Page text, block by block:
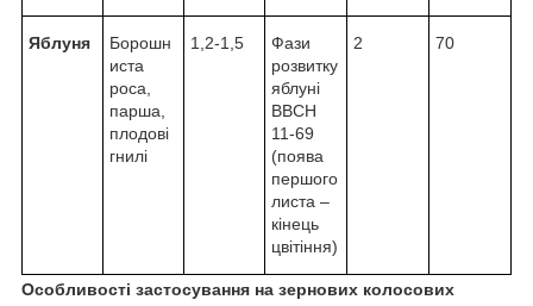
Яблуня
Борошн
иста
роса,
парша,
плодові
гнилі
1,2-1,5
Фази
розвитку
яблуні
ВВСН
11-69
(поява
першого
листа –
кінець
цвітіння)
2 70
Особливості застосування на зернових колосових